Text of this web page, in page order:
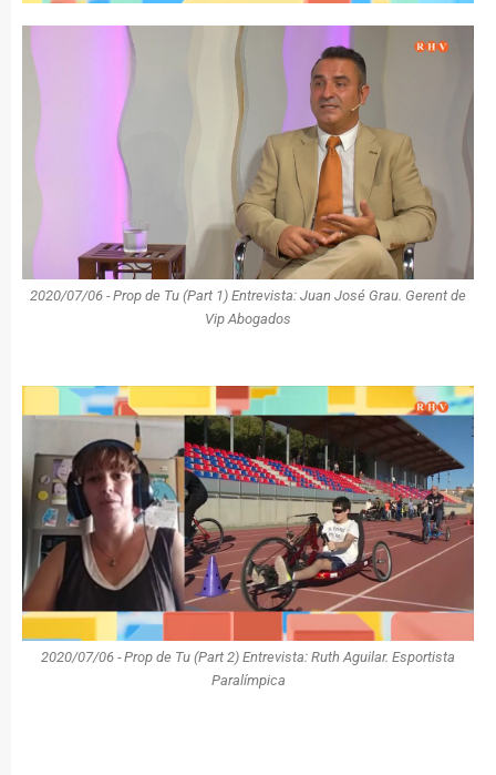
2020/07/06 - Prop de Tu (Part 1) Entrevista: Juan José Grau. Gerent de
Vip Abogados
2020/07/06 - Prop de Tu (Part 2) Entrevista: Ruth Aguilar. Esportista
Paralímpica